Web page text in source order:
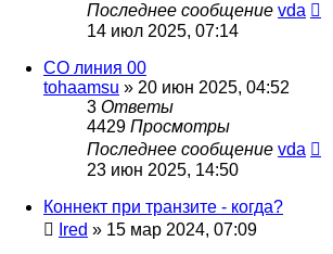
Последнее сообщение vda
14 июл 2025, 07:14
СО линия 00
tohaamsu » 20 июн 2025, 04:52
3 Ответы
4429 Просмотры
Последнее сообщение vda
23 июн 2025, 14:50
Коннект при транзите - когда?
Ired » 15 мар 2024, 07:09